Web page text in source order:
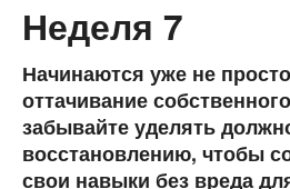
Неделя 7
Начинаются уже не
оттачивание
забывайте уделять
восстановлению, чтобы
свои навыки без вреда